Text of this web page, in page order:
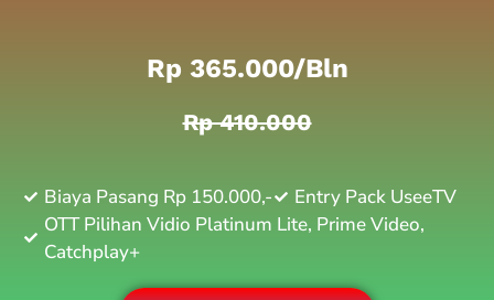
Rp 365.000/bln
Rp 410.000
Biaya Pasang Rp 150.000,-
Entry Pack UseeTV
OTT Pilihan Vidio Platinum Lite, Prime Video,
Catchplay+